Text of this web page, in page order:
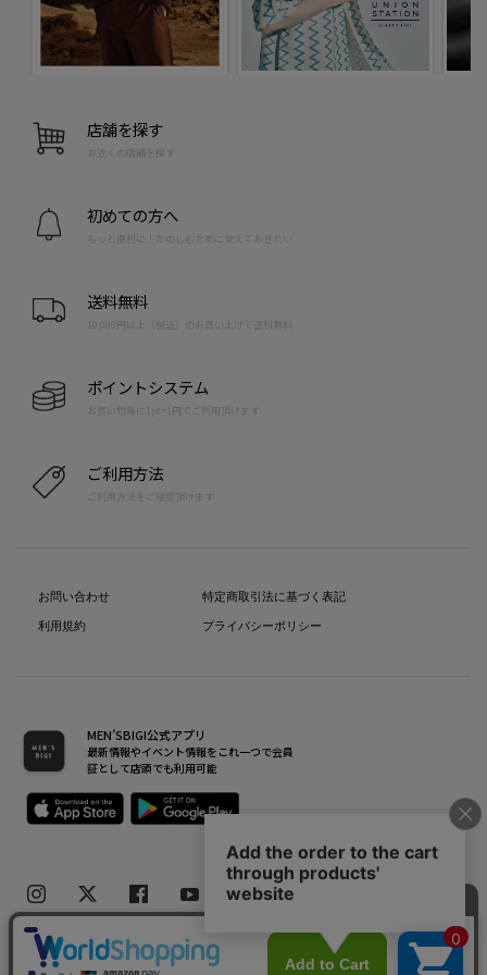
店舗を探す
お近くの店舗を探す
初めての方へ
もっと便利に！たのしむために覚えておきたい
送料無料
10,000円以上（税込）のお買い上げで送料無料
ポイントシステム
お買い物毎に1pt=1円でご利用頂けます
ご利用方法
ご利用方法をご確認頂けます
お問い合わせ
利用規約
特定商取引法に基づく表記
プライバシーポリシー
MEN’SBIGI公式アプリ
最新情報やイベント情報をこれ一つで会員
証として店頭でも利用可能
Copyright(C) Bigi Co.,Ltd.All Rights Reserved.